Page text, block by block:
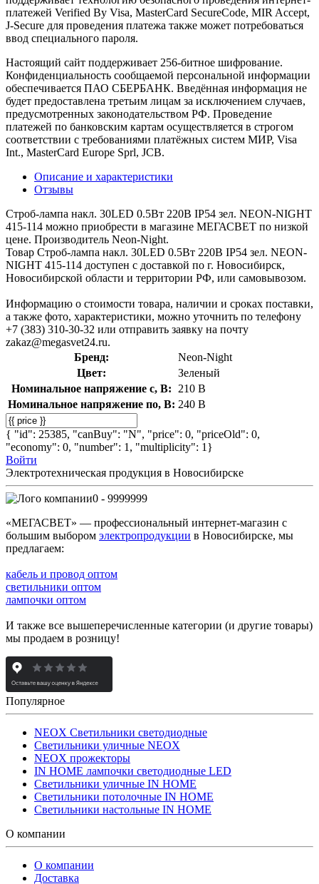
платежей Verified By Visa, MasterCard SecureCode, MIR Accept,
J-Secure для проведения платежа также может потребоваться
ввод специального пароля.
Настоящий сайт поддерживает 256-битное шифрование.
Конфиденциальность сообщаемой персональной информации
обеспечивается ПАО СБЕРБАНК. Введённая информация не
будет предоставлена третьим лицам за исключением случаев,
предусмотренных законодательством РФ. Проведение
платежей по банковским картам осуществляется в строгом
соответствии с требованиями платёжных систем МИР, Visa
Int., MasterCard Europe Sprl, JCB.
Описание и характеристики
Отзывы
Строб-лампа накл. 30LED 0.5Вт 220В IP54 зел. NEON-NIGHT
415-114 можно приобрести в магазине МЕГАСВЕТ по низкой
цене. Производитель Neon-Night.
Товар Строб-лампа накл. 30LED 0.5Вт 220В IP54 зел. NEON-
NIGHT 415-114 доступен с доставкой по г. Новосибирск,
Новосибирской области и территории РФ, или самовывозом.
Информацию о стоимости товара, наличии и сроках поставки,
а также фото, характеристики, можно уточнить по телефону
+7 (383) 310-30-32 или отправить заявку на почту
zakaz@megasvet24.ru.
Бренд:
Neon-Night
Цвет:
Зеленый
Номинальное напряжение с, В:
210 В
Номинальное напряжение по, В: 240 В
{ "id": 25385, "canBuy": "N", "price": 0, "priceOld": 0,
"economy": 0, "number": 1, "multiplicity": 1}
Войти
Электротехническая продукция в Новосибирске
0 - 9999999
«МЕГАСВЕТ» — профессиональный интернет-магазин с
большим выбором электропродукции в Новосибирске, мы
предлагаем:
кабель и провод оптом
светильники оптом
лампочки оптом
И также все вышеперечисленные категории (и другие товары)
мы продаем в розницу!
Популярное
NEOX Светильники светодиодные
Светильники уличные NEOX
NEOX прожекторы
IN HOME лампочки светодиодные LED
Светильники уличные IN HOME
Светильники потолочные IN HOME
Светильники настольные IN HOME
О компании
О компании
Доставка